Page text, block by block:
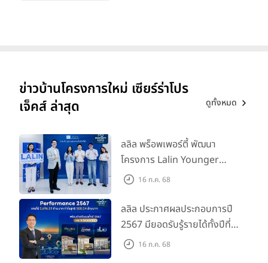
ข่าวบ้านโครงการใหม่ เซียร์ร่าโปร
เจ็คส์ ล่าสุด
ดูทั้งหมด
ลลิล พร็อพเพอร์ตี้ พัฒนา
โครงการ Lalin Younger
Club ส่งเสริมผู้นำรุ่นใหม่
16 ก.ค. 68
ลลิล ประกาศผลประกอบการปี
2567 มียอดรับรู้รายได้ทั้งปีที่
3,696.59 ล้านบาท กำไรสุทธิ
16 ก.ค. 68